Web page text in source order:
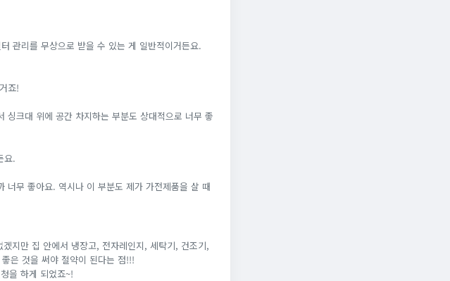
관리를 무상으로 받을 수 있는 게 일반적이거든요.
죠!
크대 위에 공간 차지하는 부분도 상대적으로 너무 좋
요.
너무 좋아요. 역시나 이 부분도 제가 가전제품을 살 때
지만 집 안에서 냉장고, 전자레인지, 세탁기, 건조기,
은 것을 써야 절약이 된다는 점!!!
을 하게 되었죠~!